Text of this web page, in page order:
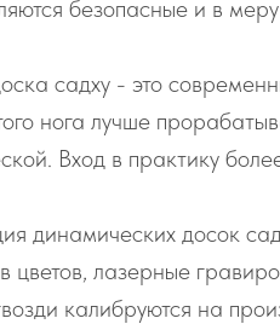
безопасные и в
садху - это
нога лучше
Вход в практику
динамических досок
цветов, лазерные
калибруются на